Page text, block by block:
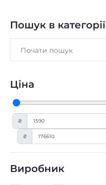
Пошук в категорії
Ціна
₴
₴
Виробник